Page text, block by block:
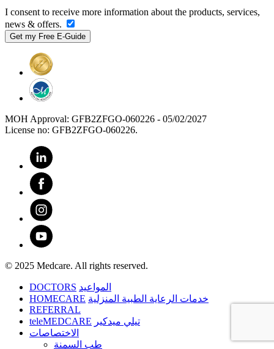
I consent to receive more information about the products, services,
news & offers.
MOH Approval: GFB2ZFGO-060226 - 05/02/2027
License no: GFB2ZFGO-060226.
© 2025 Medcare. All rights reserved.
DOCTORS المواعيد
HOMECARE خدمات الرعاية الطبية المنزلية
REFERRAL
teleMEDCARE تيلي ميدكير
الاختصاصات
طب السمنة